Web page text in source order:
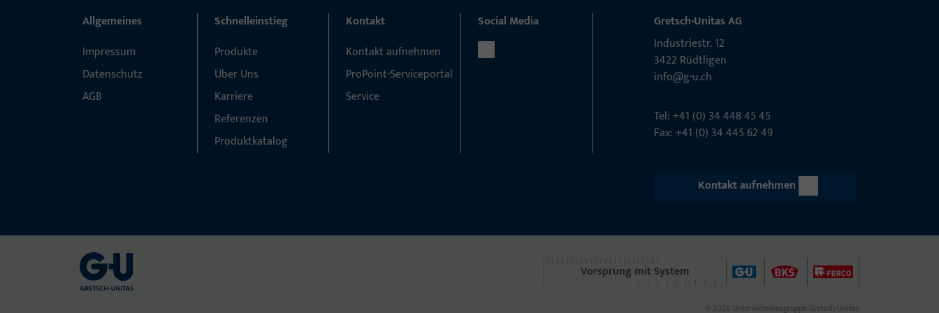
Allgemeines
Impressum
Datenschutz
AGB
Schnelleinstieg
Produkte
Über Uns
Karriere
Referenzen
Produktkatalog
Kontakt
Kontakt aufnehmen
ProPoint-Serviceportal
Service
Social Media
Gretsch-Unitas AG
Indu­s­triestr. 12
3422 Rüdt­ligen
info@g-u.ch
Tel: +41 (0) 34 448 45 45
Fax: +41 (0) 34 445 62 49
Kontakt aufnehmen
Vorsprung mit System
© 2026 Unternehmensgruppe Gretsch-Unitas